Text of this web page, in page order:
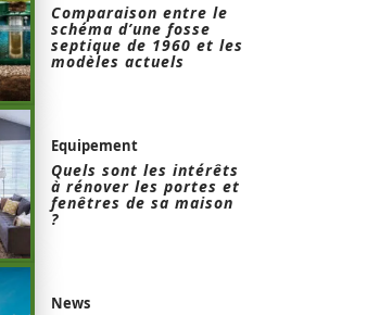
Comparaison entre le
schéma d’une fosse
septique de 1960 et les
modèles actuels
Equipement
Quels sont les intérêts
à rénover les portes et
fenêtres de sa maison
?
News